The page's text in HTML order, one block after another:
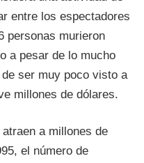
entre los espectadores
personas murieron
a pesar de lo mucho
ser muy poco visto a
millones de dólares.
a millones de
el número de